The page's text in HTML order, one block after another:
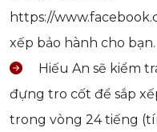
https://
xếp bảo hành cho bạn.
Hiếu An sẽ kiểm
đựng tro cốt để sắp
trong vòng 24 tiếng